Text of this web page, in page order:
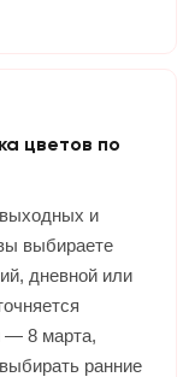
цветов по
и
выбираете
дневной или
— 8 марта,
ранние